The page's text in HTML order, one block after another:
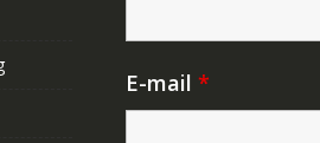
E-mail *